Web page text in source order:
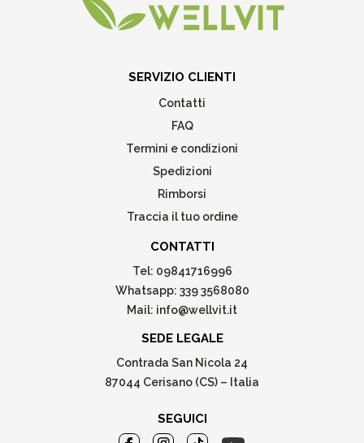
SERVIZIO CLIENTI
Contatti
FAQ
Termini e condizioni
Spedizioni
Rimborsi
Traccia il tuo ordine
CONTATTI
Tel: 09841716996
Whatsapp: 339 3568080
Mail: info@wellvit.it
SEDE LEGALE
Contrada San Nicola 24
87044 Cerisano (CS) – Italia
SEGUICI